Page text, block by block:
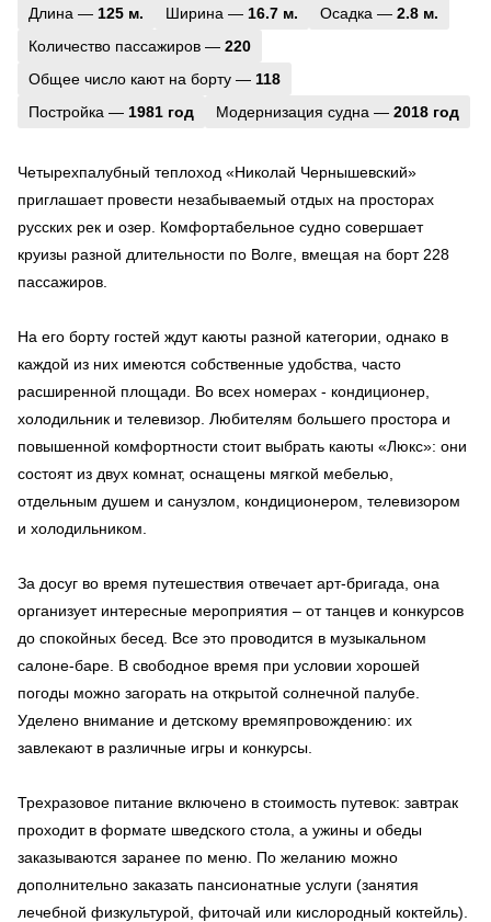
Длина — 125 м. Ширина — 16.7 м. Осадка — 2.8 м.
Количество пассажиров — 220
Общее число кают на борту — 118
Постройка — 1981 год Модернизация судна — 2018 год
Четырехпалубный теплоход «Николай Чернышевский»
приглашает провести незабываемый отдых на просторах
русских рек и озер. Комфортабельное судно совершает
круизы разной длительности по Волге, вмещая на борт 228
пассажиров.
На его борту гостей ждут каюты разной категории, однако в
каждой из них имеются собственные удобства, часто
расширенной площади. Во всех номерах - кондиционер,
холодильник и телевизор. Любителям большего простора и
повышенной комфортности стоит выбрать каюты «Люкс»: они
состоят из двух комнат, оснащены мягкой мебелью,
отдельным душем и санузлом, кондиционером, телевизором
и холодильником.
За досуг во время путешествия отвечает арт-бригада, она
организует интересные мероприятия – от танцев и конкурсов
до спокойных бесед. Все это проводится в музыкальном
салоне-баре. В свободное время при условии хорошей
погоды можно загорать на открытой солнечной палубе.
Уделено внимание и детскому времяпровождению: их
завлекают в различные игры и конкурсы.
Трехразовое питание включено в стоимость путевок: завтрак
проходит в формате шведского стола, а ужины и обеды
заказываются заранее по меню. По желанию можно
дополнительно заказать пансионатные услуги (занятия
лечебной физкультурой, фиточай или кислородный коктейль).